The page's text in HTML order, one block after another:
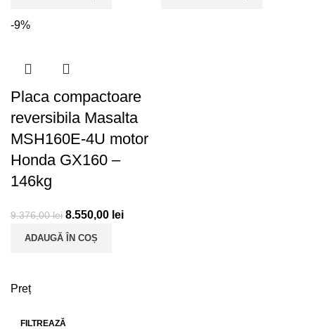
Preț
FILTREAZĂ
-9%
Placa compactoare
reversibila Masalta
MSH160E-4U motor
Honda GX160 –
146kg
9.376,00lei 8.550,00 lei
ADAUGĂ ÎN COȘ